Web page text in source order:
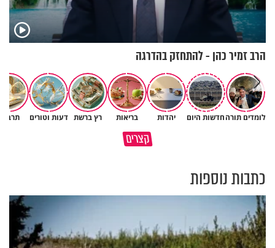
הרב זמיר כהן - להתחזק בהדרגה
לומדים תורהחדשות היום יהדות בריאות רץ ברשת דעות וטורים
קצריםמדוע האמונה נמשלה למלח?
גם ׳הרע׳ זה הרחמים של בורא
כתבות נוספות